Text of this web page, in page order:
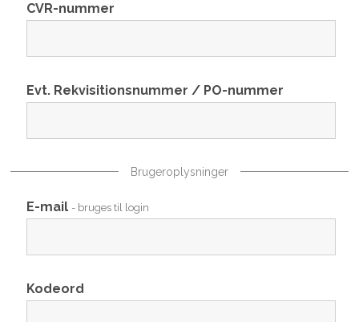
CVR-nummer
Evt. Rekvisitionsnummer / PO-nummer
Brugeroplysninger
E-mail - bruges til login
Kodeord